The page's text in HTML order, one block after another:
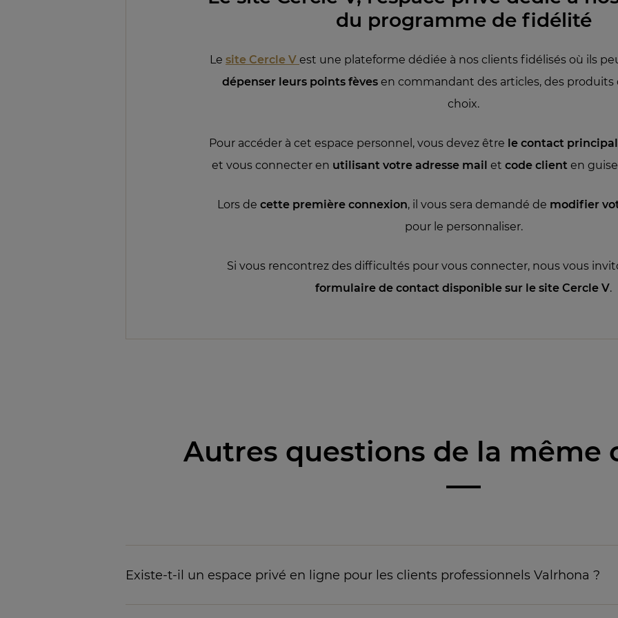
du programme de fidélité
Le site Cercle V est une plateforme dédiée à nos clients fidélisés où ils
dépenser leurs points fèvesen commandant des articles, des produits
choix.
Pour accéder à cet espace personnel, vous devez être le contact
et vous connecter en utilisant votre adresse mail et code client en
Lors de cette première connexion, il vous sera demandé de modifier
pour le personnaliser.
Si vous rencontrez des difficultés pour vous connecter, nous vous
formulaire de contact disponible sur le site Cercle V.
Autres questions de la même
Existe-t-il un espace privé en ligne pour les clients professionnels Valrhona ?